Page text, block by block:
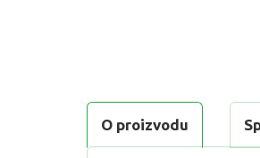
O proizvodu